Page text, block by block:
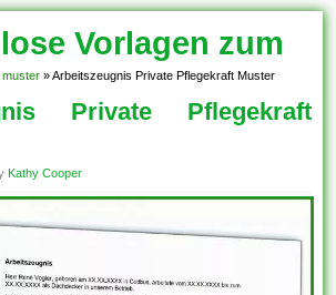
Vorlagen zum
Download!
muster » Arbeitszeugnis Private Pflegekraft Muster
Private Pflegekraft
Kathy Cooper